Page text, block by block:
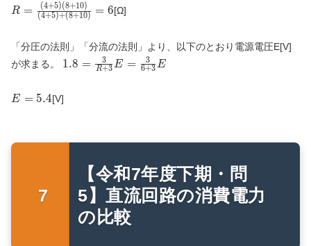
R=\frac{(4+5)
(8+10)}
(8+10)}=6
R = (4+5)+(8+10)
(4+5)(8+10) = 6[Ω]
「分圧の法則」「分流の法則」より、以下のとおり電源電圧E[V]
が求まる。 1.8=\frac{3}
{R+3}E=\frac{3}
1.8 = R+3
3 E = 6+3
3 E
E=5.4
E = 5.4[V]
【令和7年度下期・問
5】直流回路の消費電力
の比較